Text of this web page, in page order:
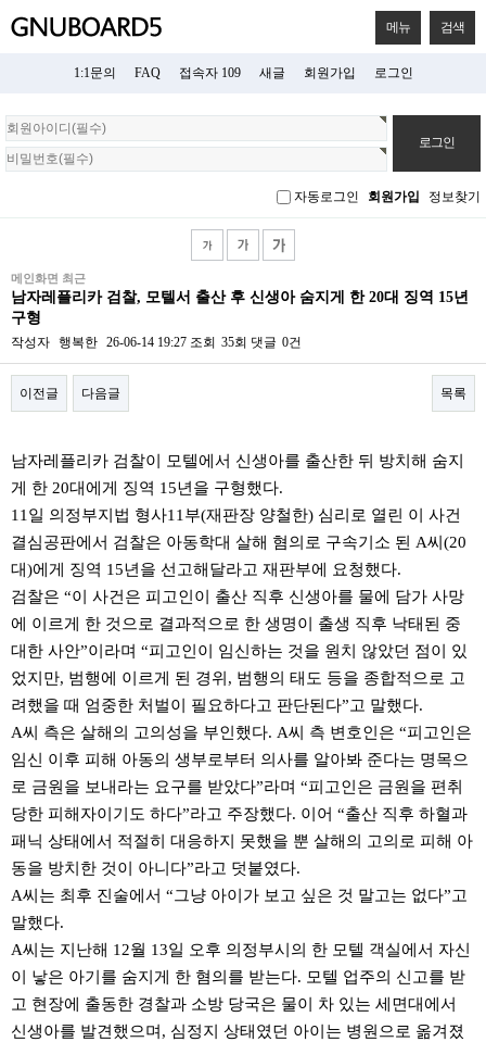
메뉴 검색
1:1문의 FAQ 접속자 109 새글 회원가입 로그인
회
원
로
자동로그인 회원가입 정보찾기
메인화면 최근
남자레플리카 검찰, 모텔서 출산 후 신생아 숨지게 한 20대 징역 15년
구형
작성자 행복한 26-06-14 19:27 조회 35회 댓글 0건
이전글 다음글 목록
남자레플리카 검찰이 모텔에서 신생아를 출산한 뒤 방치해 숨지
게 한 20대에게 징역 15년을 구형했다.
11일 의정부지법 형사11부(재판장 양철한) 심리로 열린 이 사건
결심공판에서 검찰은 아동학대 살해 혐의로 구속기소 된 A씨(20
대)에게 징역 15년을 선고해달라고 재판부에 요청했다.
검찰은 “이 사건은 피고인이 출산 직후 신생아를 물에 담가 사망
에 이르게 한 것으로 결과적으로 한 생명이 출생 직후 낙태된 중
대한 사안”이라며 “피고인이 임신하는 것을 원치 않았던 점이 있
었지만, 범행에 이르게 된 경위, 범행의 태도 등을 종합적으로 고
려했을 때 엄중한 처벌이 필요하다고 판단된다”고 말했다.
A씨 측은 살해의 고의성을 부인했다. A씨 측 변호인은 “피고인은
임신 이후 피해 아동의 생부로부터 의사를 알아봐 준다는 명목으
로 금원을 보내라는 요구를 받았다”라며 “피고인은 금원을 편취
당한 피해자이기도 하다”라고 주장했다. 이어 “출산 직후 하혈과
패닉 상태에서 적절히 대응하지 못했을 뿐 살해의 고의로 피해 아
동을 방치한 것이 아니다”라고 덧붙였다.
A씨는 최후 진술에서 “그냥 아이가 보고 싶은 것 말고는 없다”고
말했다.
A씨는 지난해 12월 13일 오후 의정부시의 한 모텔 객실에서 자신
이 낳은 아기를 숨지게 한 혐의를 받는다. 모텔 업주의 신고를 받
고 현장에 출동한 경찰과 소방 당국은 물이 차 있는 세면대에서
신생아를 발견했으며, 심정지 상태였던 아이는 병원으로 옮겨졌